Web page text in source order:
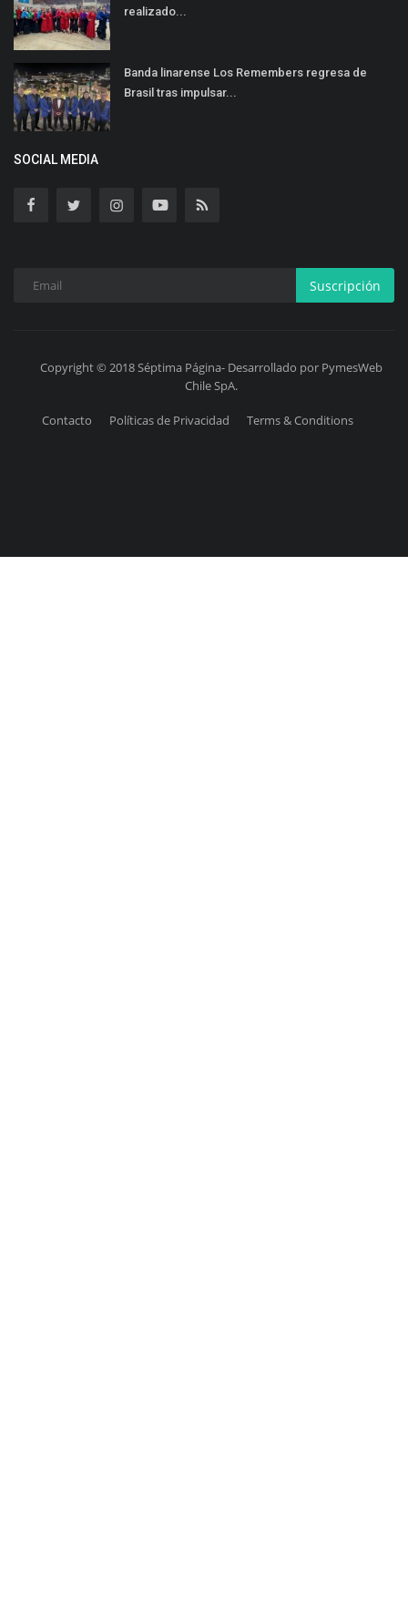
realizado...
Banda linarense Los Remembers regresa de
Brasil tras impulsar...
SOCIAL MEDIA
Suscripción
Copyright © 2018 Séptima Página- Desarrollado por PymesWeb
Chile SpA.
Contacto Políticas de Privacidad Terms & Conditions